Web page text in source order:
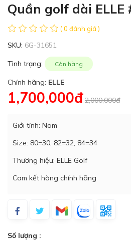
Quần golf dài ELLE
( 0 đánh giá )
SKU: 6G-31651
Tình trạng: Còn hàng
Chính hãng: ELLE
1,700,000đ 2,000,000đ
Giới tính: Nam
Size: 80=30, 82=32, 84=34
Thương hiệu: ELLE Golf
Cam kết hàng chính hãng
Số lượng :